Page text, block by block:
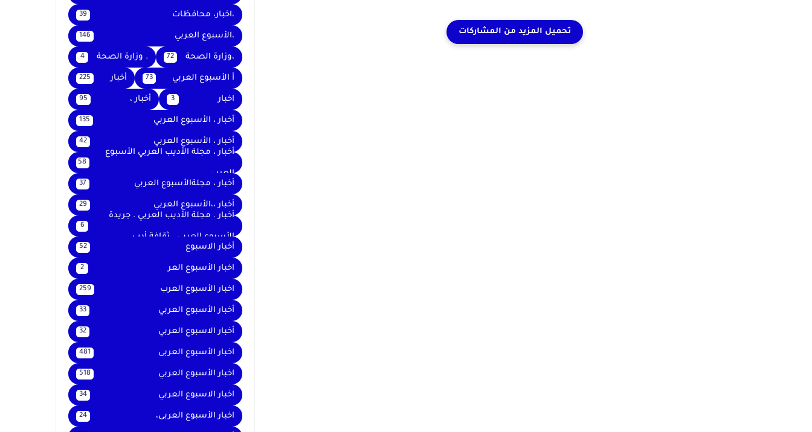
،اخبار، محافظات 39
،الأسبوع العربي 146
،وزارة الصحة 72 . وزارة الصحة 4
أ الأسبوع العربي 73 أخبار 225
اخبار 3 أخبار ، 95
أخبار ، الأسبوع العربي 135
أخبار ، الأسبوع العربي 42
أخبار ، مجلة الأديب العربي الأسبوع
العربي
58
أخبار ، مجلةالأسبوع العربي 37
أخبار ،،الأسبوع العربي 29
أخبار . مجلة الأديب العربي . جريدة
الأسبوع العربي . ثقافة أدب
6
أخبار الاسبوع 52
اخبار الأسبوع العر 2
اخبار الأسبوع العرب 259
أخبار الأسبوع العربي 33
أخبار الاسبوع العربي 32
اخبار الأسبوع العربى 481
اخبار الأسبوع العربي 518
اخبار الاسبوع العربي 34
اخبار الأسبوع العربى، 24